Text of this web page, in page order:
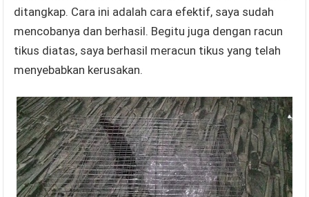
ditangkap. Cara ini adalah cara efektif, saya sudah
mencobanya dan berhasil. Begitu juga dengan racun
tikus diatas, saya berhasil meracun tikus yang telah
menyebabkan kerusakan.